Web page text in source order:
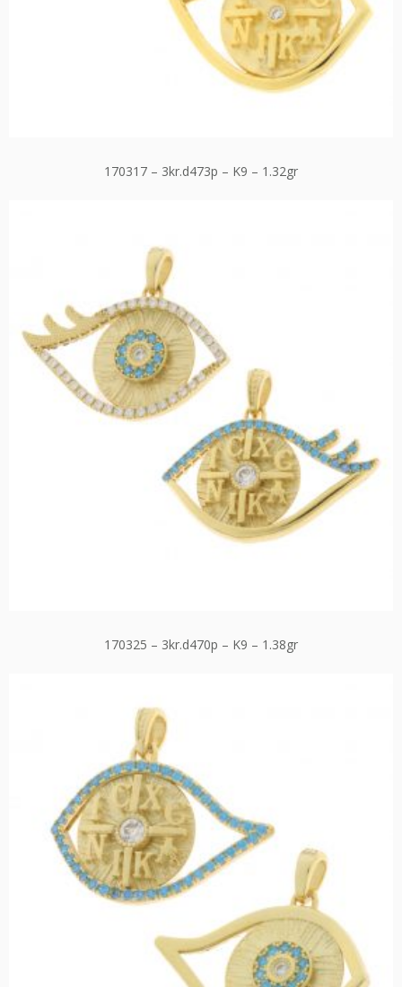
170317 – 3kr.d473p – K9 – 1.32gr
170325 – 3kr.d470p – K9 – 1.38gr